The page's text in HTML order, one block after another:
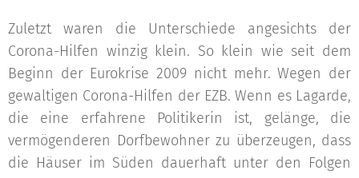
Zuletzt waren die Unterschiede angesichts der
Corona-Hilfen winzig klein. So klein wie seit dem
Beginn der Eurokrise 2009 nicht mehr. Wegen der
gewaltigen Corona-Hilfen der EZB. Wenn es Lagarde,
die eine erfahrene Politikerin ist, gelänge, die
vermögenderen Dorfbewohner zu überzeugen, dass
die Häuser im Süden dauerhaft unter den Folgen